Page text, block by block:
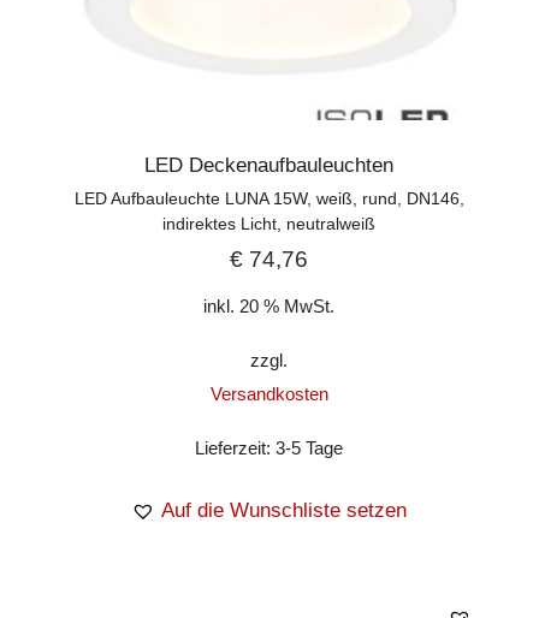
LED Deckenaufbauleuchten
LED Aufbauleuchte LUNA 15W, weiß, rund, DN146,
indirektes Licht, neutralweiß
€ 74,76
inkl. 20 % MwSt.
zzgl.
Versandkosten
Lieferzeit:3-5 Tage
Auf die Wunschliste setzen